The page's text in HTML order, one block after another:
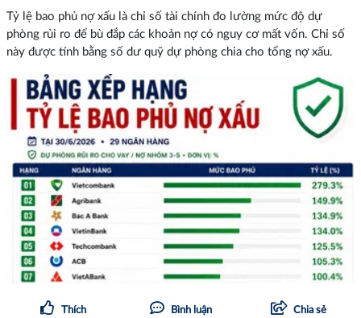
Tỷ lệ bao phủ nợ xấu là chỉ số tài chính đo lường mức độ dự
phòng rủi ro để bù đắp các khoản nợ có nguy cơ mất vốn. Chỉ số
này được tính bằng số dư quỹ dự phòng chia cho tổng nợ xấu.
Thích Bình luận Chia sẻ